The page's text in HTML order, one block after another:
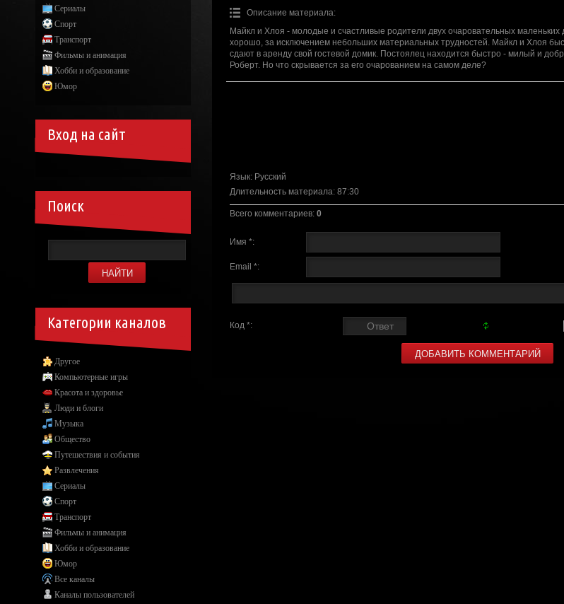
Описание материала:
Майкл и Хлоя - молодые и счастливые родители двух очаровательных маленьких
хорошо, за исключением небольших материальных трудностей. Майкл и Хлоя
сдают в аренду свой гостевой домик. Постоялец находится быстро - милый и
Роберт. Но что скрывается за его очарованием на самом деле?
Язык: Русский
Длительность материала: 87:30
Всего комментариев: 0
Имя *:
Email *:
Код *:
Сериалы
Спорт
Транспорт
Фильмы и анимация
Хобби и образование
Юмор
Вход на сайт
Поиск
Категории каналов
Другое
Компьютерные игры
Красота и здоровье
Люди и блоги
Музыка
Общество
Путешествия и события
Развлечения
Сериалы
Спорт
Транспорт
Фильмы и анимация
Хобби и образование
Юмор
Все каналы
Каналы пользователей